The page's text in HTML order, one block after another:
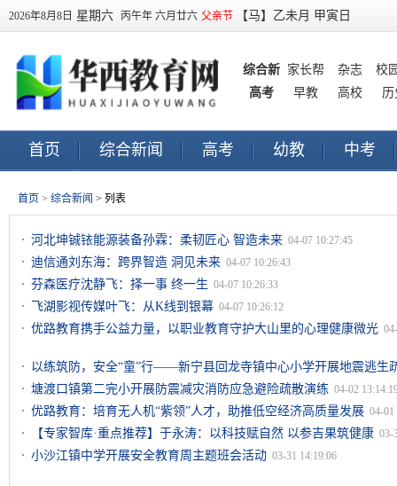
2026年8月8日 星期六 丙午年 六月廿六 父亲节 【马】乙未月 甲寅日
综合新
闻
家长帮 杂志
校
高考 早教 高校 历
首页 综合新闻 高考 幼教 中考
早教 订阅
首页 > 综合新闻 > 列表
河北坤铖铱能源装备孙霖：柔韧匠心 智造未来 04-07 10:27:45
迪信通刘东海：跨界智造 洞见未来 04-07 10:26:43
芬森医疗沈静飞：择一事 终一生 04-07 10:26:33
飞湖影视传媒叶飞：从K线到银幕 04-07 10:26:12
优路教育携手公益力量，以职业教育守护大山里的心理健康微光
以练筑防，安全“童”行——新宁县回龙寺镇中心小学开展地震逃生
塘渡口镇第二完小开展防震减灾消防应急避险疏散演练 04-02
优路教育：培育无人机“紫领”人才，助推低空经济高质量发展 04-01
【专家智库·重点推荐】于永涛：以科技赋自然 以参吉果筑健康 03-
小沙江镇中学开展安全教育周主题班会活动 03-31 14:19:06